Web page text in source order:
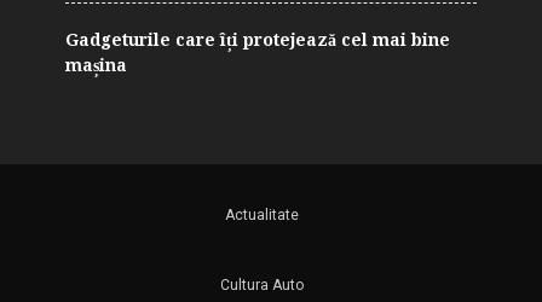
Gadgeturile care îți protejează cel mai bine
mașina
Actualitate
Cultura Auto